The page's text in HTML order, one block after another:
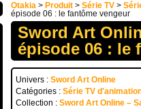
Otakia > Produit > Série TV >
épisode 06 : le fantôme vengeur
Sword Art
épisode 06 : le
Univers : Sword Art Online
Catégories : Série TV
Collection : Sword Art Online –